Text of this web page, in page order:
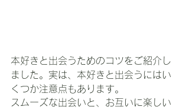
本好きと出会うためのコツをご紹介し
ました。実は、本好きと出会うにはい
くつか注意点もあります。
スムーズな出会いと、お互いに楽しい